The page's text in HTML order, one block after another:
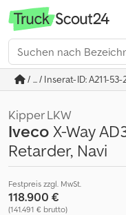
/ ... / Inserat-ID: A211-53-
Kipper LKW
IvecoX-Way
Retarder, Navi
Festpreis zzgl. MwSt.
118.900 €
(141.491 € brutto)